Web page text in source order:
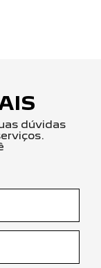
dúvidas